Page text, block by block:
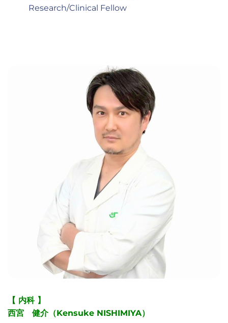
Research/Clinical Fellow
【 内科 】
西宮 健介（Kensuke NISHIMIYA）